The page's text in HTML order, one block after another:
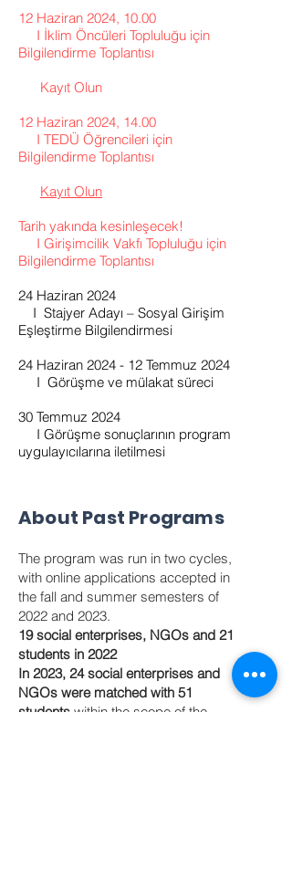
12 Haziran 2024, 10.00
I İklim Öncüleri Topluluğu için
Bilgilendirme Toplantısı
Kayıt Olun
12 Haziran 2024, 14.00
I TEDÜ Öğrencileri için
Bilgilendirme Toplantısı
Kayıt Olun
Tarih yakında kesinleşecek!
I Girişimcilik Vakfı Topluluğu için
Bilgilendirme Toplantısı
24 Haziran 2024
I Stajyer Adayı – Sosyal Girişim
Eşleştirme Bilgilendirmesi
24 Haziran 2024 - 12 Temmuz 2024
I Görüşme ve mülakat süreci
30 Temmuz 2024
I Görüşme sonuçlarının program
uygulayıcılarına iletilmesi
About Past Programs
The program was run in two cycles,
with online applications accepted in
the fall and summer semesters of
2022 and 2023.
19 social enterprises, NGOs and 21
students in 2022
In 2023, 24 social enterprises and
NGOs were matched with 51
students within the scope of the